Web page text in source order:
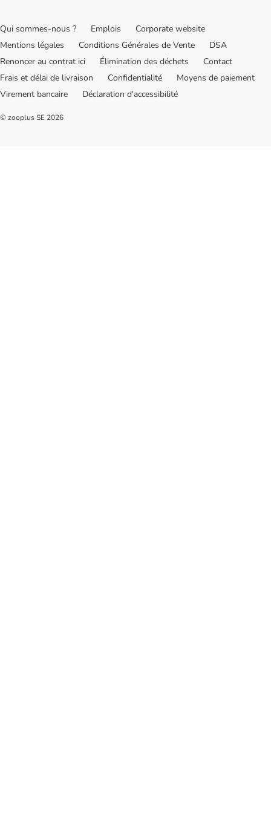
Qui sommes-nous ? Emplois
Corporate website
Mentions légales
Conditions Générales de Vente
DSA
Renoncer au contrat ici
Élimination des déchets
Contact
Frais et délai de livraison
Confidentialité
Moyens de paiement
Virement bancaire
Déclaration d'accessibilité
© zooplus SE 2026